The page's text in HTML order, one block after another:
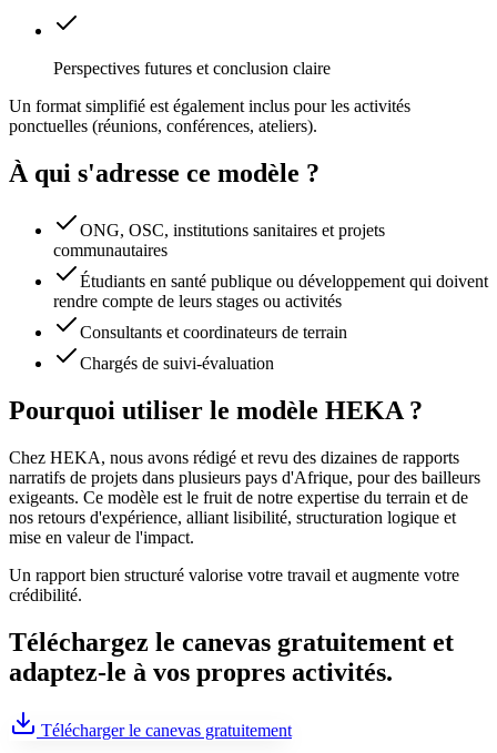
Perspectives futures et conclusion claire
Un format simplifié est également inclus pour les activités
ponctuelles (réunions, conférences, ateliers).
À qui s'adresse ce modèle ?
ONG, OSC, institutions sanitaires et projets
communautaires
Étudiants en santé publique ou développement qui doivent
rendre compte de leurs stages ou activités
Consultants et coordinateurs de terrain
Chargés de suivi-évaluation
Pourquoi utiliser le modèle HEKA ?
Chez HEKA, nous avons rédigé et revu des dizaines de rapports
narratifs de projets dans plusieurs pays d'Afrique, pour des bailleurs
exigeants. Ce modèle est le fruit de notre expertise du terrain et de
nos retours d'expérience, alliant lisibilité, structuration logique et
mise en valeur de l'impact.
Un rapport bien structuré valorise votre travail et augmente votre
crédibilité.
Téléchargez le canevas gratuitement et
adaptez-le à vos propres activités.
Télécharger le canevas gratuitement